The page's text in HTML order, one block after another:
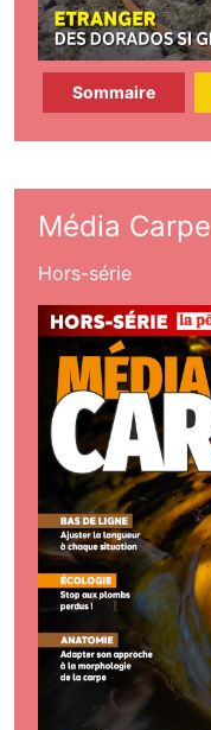
Sommaire
Média Carpe
Hors-série